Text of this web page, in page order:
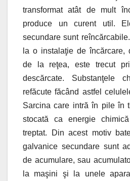
transformat atât de mult
produce un curent util.
secundare sunt
la o instalaţie de încărcare,
de la reţea, este trecut
descărcate. Substanţele
refăcute făcând astfel
Sarcina care intră în pile în
stocată ca energie
treptat. Din acest motiv
galvanice secundare sunt
de acumulare, sau
la maşini şi la unele